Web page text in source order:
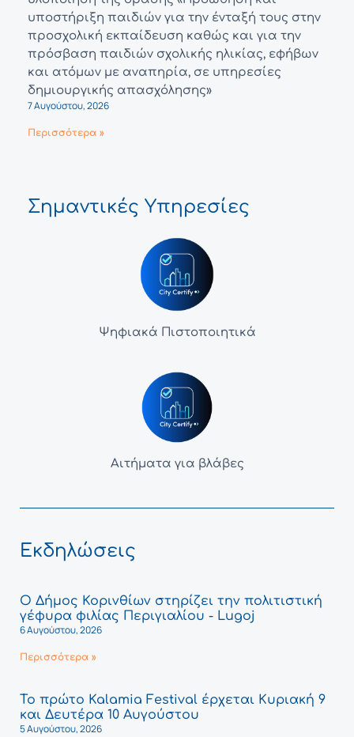
υποστήριξη παιδιών για την ένταξή τους στην
προσχολική εκπαίδευση καθώς και για την
πρόσβαση παιδιών σχολικής ηλικίας, εφήβων
και ατόμων με αναπηρία, σε υπηρεσίες
δημιουργικής απασχόλησης»
7 Αυγούστου, 2026
Περισσότερα »
Σημαντικές Υπηρεσίες
Ψηφιακά Πιστοποιητικά
Αιτήματα για βλάβες
Εκδηλώσεις
Ο Δήμος Κορινθίων στηρίζει την πολιτιστική
γέφυρα φιλίας Περιγιαλίου - Lugoj
6 Αυγούστου, 2026
Περισσότερα »
Το πρώτο Kalamia Festival έρχεται Κυριακή 9
και Δευτέρα 10 Αυγούστου
5 Αυγούστου, 2026